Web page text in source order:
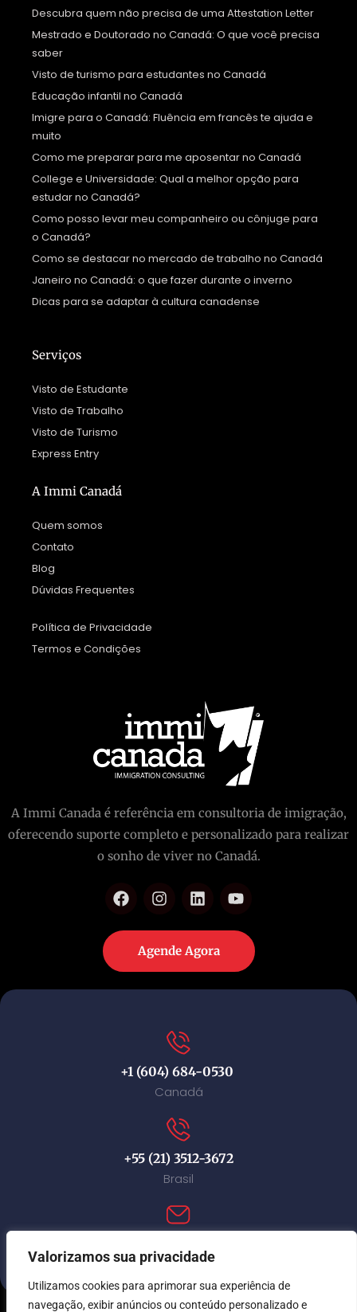
Valorizamos sua privacidade
Utilizamos cookies para aprimorar sua experiência de
navegação, exibir anúncios ou conteúdo personalizado e
Descubra quem não precisa de uma Attestation Letter
Mestrado e Doutorado no Canadá: O que você precisa
saber
Visto de turismo para estudantes no Canadá
Educação infantil no Canadá
Imigre para o Canadá: Fluência em francês te ajuda e
muito
Como me preparar para me aposentar no Canadá
College e Universidade: Qual a melhor opção para
estudar no Canadá?
Como posso levar meu companheiro ou cônjuge para
o Canadá?
Como se destacar no mercado de trabalho no Canadá
Janeiro no Canadá: o que fazer durante o inverno
Dicas para se adaptar à cultura canadense
Serviços
Visto de Estudante
Visto de Trabalho
Visto de Turismo
Express Entry
A Immi Canadá
Quem somos
Contato
Blog
Dúvidas Frequentes
Política de Privacidade
Termos e Condições
A Immi Canada é referência em consultoria de imigração,
oferecendo suporte completo e personalizado para realizar
o sonho de viver no Canadá.
Agende Agora
+1 (604) 684-0530
Canadá
+55 (21) 3512-3672
Brasil